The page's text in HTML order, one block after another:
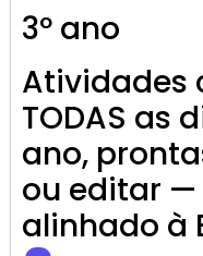
3º ano
Atividades
TODAS as
ano,
ou editar —
alinhado à